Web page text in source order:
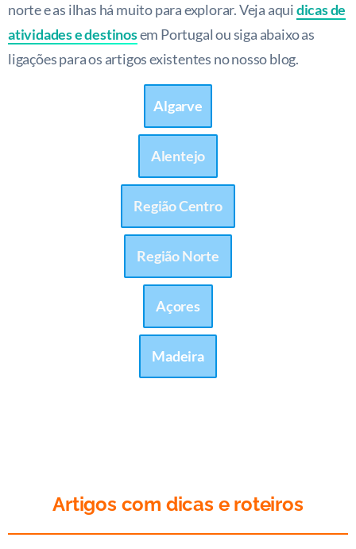
norte e as ilhas há muito para explorar. Veja aquidicas de
atividades e destinosem Portugal ou siga abaixo as
ligações para os artigos existentes no nosso blog.
Algarve
Alentejo
Região Centro
Região Norte
Açores
Madeira
Artigos com dicas e roteiros